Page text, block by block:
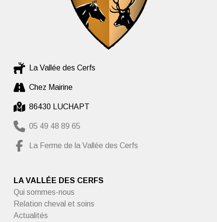
La Vallée des Cerfs
Chez Mairine
86430 LUCHAPT
05 49 48 89 65
La Ferme de la Vallée des Cerfs
LA VALLÉE DES CERFS
Qui sommes-nous
Relation cheval et soins
Actualités